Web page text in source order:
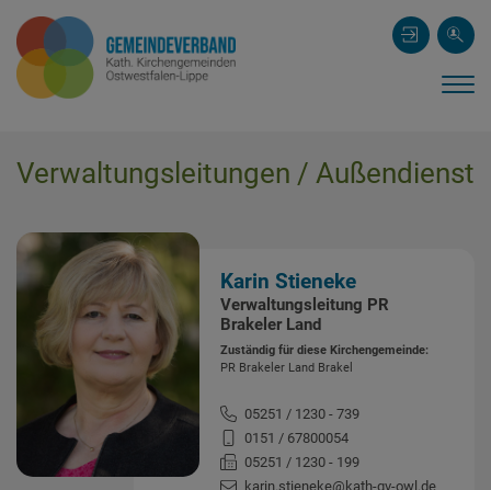
Verwaltungsleitungen / Außendienst
Karin Stieneke
Verwaltungsleitung PR
Brakeler Land
Zuständig für diese Kirchengemeinde:
PR Brakeler Land Brakel
05251 / 1230 - 739
0151 / 67800054
05251 / 1230 - 199
karin.stieneke@kath-gv-owl.de